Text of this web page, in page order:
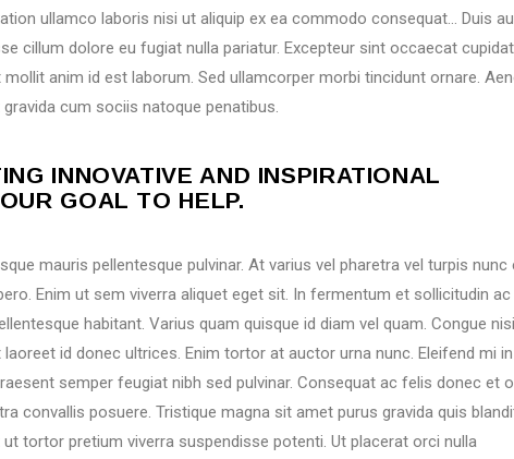
ullamco laboris nisi ut aliquip ex ea commodo consequat… Duis
cillum dolore eu fugiat nulla pariatur. Excepteur sint occaecat
anim id est laborum. Sed ullamcorper morbi tincidunt ornare.
cum sociis natoque penatibus.
INNOVATIVE AND INSPIRATIONAL
GOAL TO HELP.
mauris pellentesque pulvinar. At varius vel pharetra vel turpis nunc
Enim ut sem viverra aliquet eget sit. In fermentum et sollicitudin
habitant. Varius quam quisque id diam vel quam. Congue
id donec ultrices. Enim tortor at auctor urna nunc. Eleifend mi
semper feugiat nibh sed pulvinar. Consequat ac felis donec et
convallis posuere. Tristique magna sit amet purus gravida quis
tortor pretium viverra suspendisse potenti. Ut placerat orci nulla